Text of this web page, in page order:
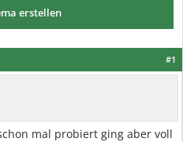
erstellen
#1
mal probiert ging aber voll